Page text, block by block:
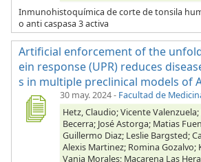
Inmunohistoquímica de corte de tonsila
o anti caspasa 3 activa
Artificial enforcement of the
ein response (UPR) reduces
s in multiple preclinical models of
30 may. 2024- Facultad de
Hetz, Claudio; Vicente Valenzuela;
Becerra; José Astorga; Matias
Guillermo Diaz; Leslie Bargsted;
Alexis Martinez; Romina Gozalvo;
Vania Morales; Macarena Las